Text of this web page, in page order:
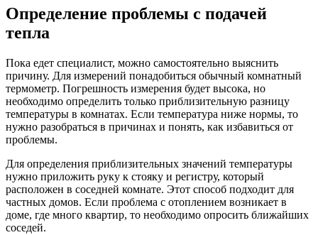
Определение проблемы с подачей
тепла
Пока едет специалист, можно самостоятельно выяснить
причину. Для измерений понадобиться обычный комнатный
термометр. Погрешность измерения будет высока, но
необходимо определить только приблизительную разницу
температуры в комнатах. Если температура ниже нормы, то
нужно разобраться в причинах и понять, как избавиться от
проблемы.
Для определения приблизительных значений температуры
нужно приложить руку к стояку и регистру, который
расположен в соседней комнате. Этот способ подходит для
частных домов. Если проблема с отоплением возникает в
доме, где много квартир, то необходимо опросить ближайших
соседей.